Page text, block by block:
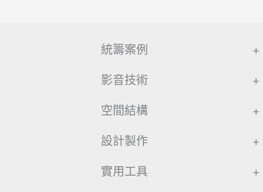
統籌案例 +
影音技術 +
空間結構 +
設計製作 +
實用工具 +